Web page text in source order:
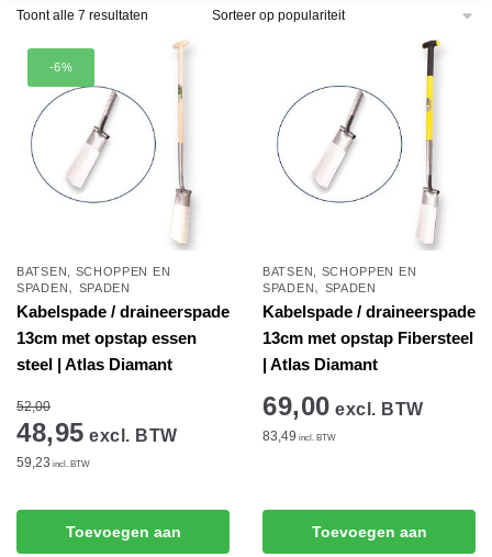
Toont alle 7 resultaten Gesorteerd
populariteit
-6%
BATSEN, SCHOPPEN EN
SPADEN, SPADEN
Kabelspade / draineerspade
13cm met opstap essen
steel | Atlas Diamant
52,00
48,95 excl. BTW
59,23 incl. BTW
Toevoegen aan
BATSEN, SCHOPPEN EN
SPADEN, SPADEN
Kabelspade / draineerspade
13cm met opstap Fibersteel
| Atlas Diamant
69,00 excl. BTW
83,49 incl. BTW
Toevoegen aan